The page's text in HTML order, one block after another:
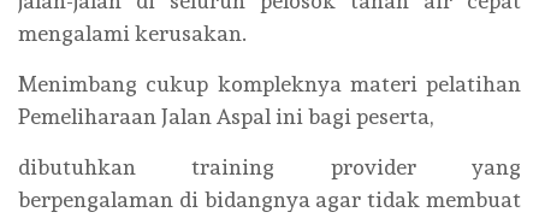
mengalami kerusakan.
Menimbang cukup kompleknya materi pelatihan
Pemeliharaan Jalan Aspal ini bagi peserta,
dibutuhkan training provider yang
berpengalaman di bidangnya agar tidak membuat